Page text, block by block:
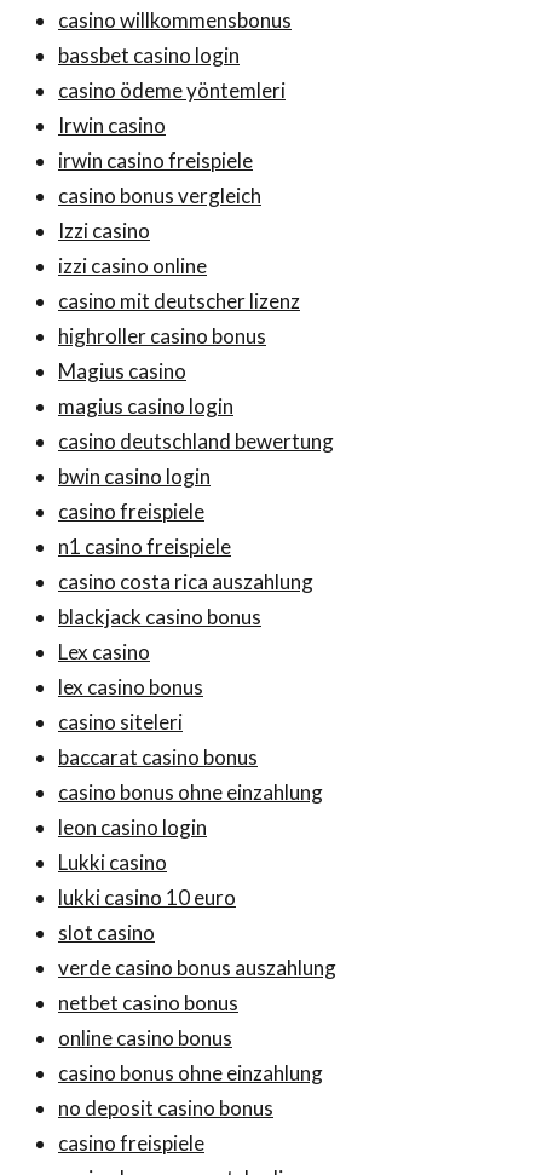
casino willkommensbonus
bassbet casino login
casino ödeme yöntemleri
Irwin casino
irwin casino freispiele
casino bonus vergleich
Izzi casino
izzi casino online
casino mit deutscher lizenz
highroller casino bonus
Magius casino
magius casino login
casino deutschland bewertung
bwin casino login
casino freispiele
n1 casino freispiele
casino costa rica auszahlung
blackjack casino bonus
Lex casino
lex casino bonus
casino siteleri
baccarat casino bonus
casino bonus ohne einzahlung
leon casino login
Lukki casino
lukki casino 10 euro
slot casino
verde casino bonus auszahlung
netbet casino bonus
online casino bonus
casino bonus ohne einzahlung
no deposit casino bonus
casino freispiele